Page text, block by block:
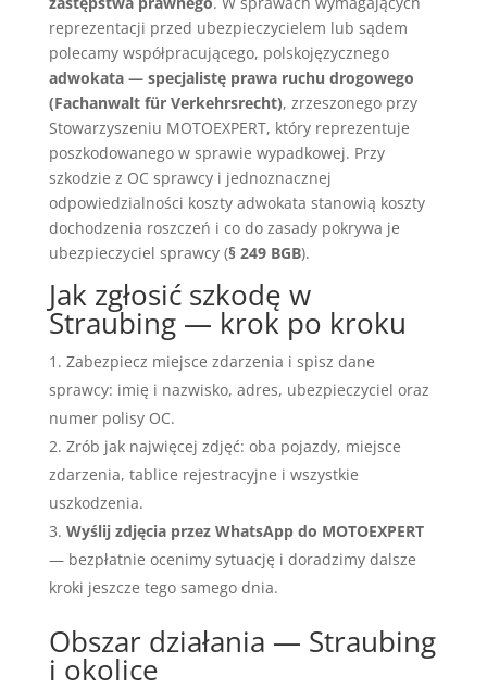
reprezentacji przed ubezpieczycielem lub sądem
polecamy współpracującego, polskojęzycznego
adwokata — specjalistę prawa ruchu drogowego
(Fachanwalt für Verkehrsrecht), zrzeszonego przy
Stowarzyszeniu MOTOEXPERT, który reprezentuje
poszkodowanego w sprawie wypadkowej. Przy
szkodzie z OC sprawcy i jednoznacznej
odpowiedzialności koszty adwokata stanowią koszty
dochodzenia roszczeń i co do zasady pokrywa je
ubezpieczyciel sprawcy (§ 249 BGB).
Jak zgłosić szkodę w
Straubing — krok po kroku
Zabezpiecz miejsce zdarzenia i spisz dane
sprawcy: imię i nazwisko, adres, ubezpieczyciel oraz
numer polisy OC.
Zrób jak najwięcej zdjęć: oba pojazdy, miejsce
zdarzenia, tablice rejestracyjne i wszystkie
uszkodzenia.
Wyślij zdjęcia przez WhatsApp do MOTOEXPERT
— bezpłatnie ocenimy sytuację i doradzimy dalsze
kroki jeszcze tego samego dnia.
Obszar działania — Straubing
i okolice